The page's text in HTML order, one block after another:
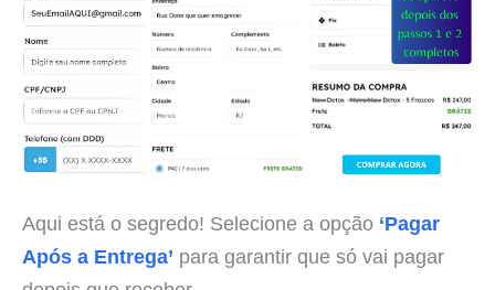
Aqui está o segredo! Selecione a opção ‘Pagar
Após a Entrega’ para garantir que só vai pagar